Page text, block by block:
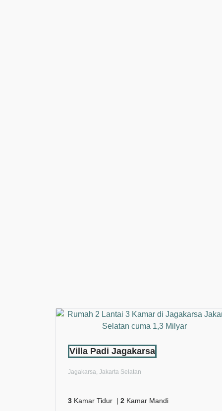
Villa Padi Jagakarsa
Jagakarsa, Jakarta Selatan
3 Kamar Tidur | 2 Kamar Mandi